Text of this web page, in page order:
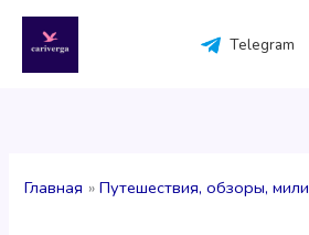
содержимому
Telegram
Главная Путешествия, обзоры, мили